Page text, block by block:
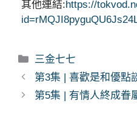
其他連結:https://
分
類
三金七七
第3集 | 喜歡是和優點
第5集 | 有情人終成眷